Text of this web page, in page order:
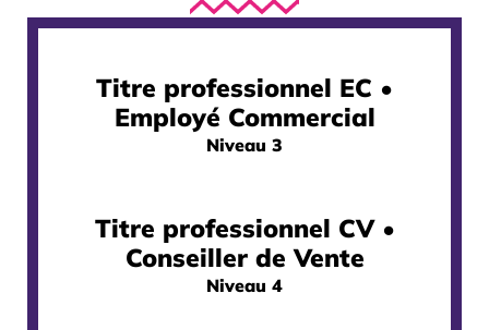
Titre professionnel EC •
Employé Commercial
Niveau 3
Titre professionnel CV •
Conseiller de Vente
Niveau 4